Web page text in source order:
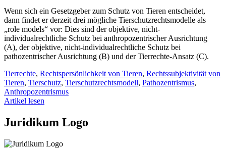
Wenn sich ein Gesetzgeber zum Schutz von Tieren entscheidet,
dann findet er derzeit drei mögliche Tierschutzrechtsmodelle als
„role models“ vor: Dies sind der objektive, nicht-
individualrechtliche Schutz bei anthropozentrischer Ausrichtung
(A), der objektive, nicht-individualrechtliche Schutz bei
pathozentrischer Ausrichtung (B) und der Tierrechte-Ansatz (C).
Tierrechte, Rechtspersönlichkeit von Tieren, Rechtssubjektivität von
Tieren, Tierschutz, Tierschutzrechtsmodell, Pathozentrismus,
Anthropozentrismus
Artikel lesen
Juridikum Logo